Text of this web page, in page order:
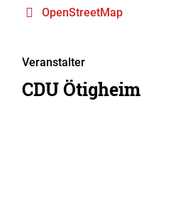
OpenStreetMap
Veranstalter
CDU Ötigheim